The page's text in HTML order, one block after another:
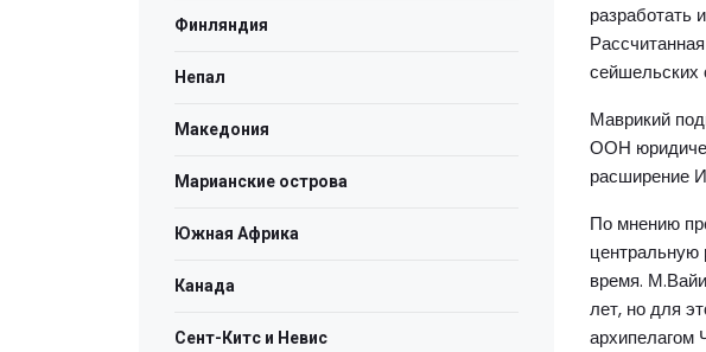
разработать
сейшельских
Маврикий
ООН
расширение
По мнению
время.
лет, но для
архипелагом
Финляндия
Непал
Македония
Марианские острова
Южная Африка
Канада
Сент-Китс и Невис